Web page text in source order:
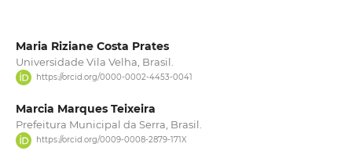
Maria Riziane Costa Prates
Universidade Vila Velha, Brasil.
https://orcid.org/0000-0002-4453-0041
Marcia Marques Teixeira
Prefeitura Municipal da Serra, Brasil.
https://orcid.org/0009-0008-2879-171X